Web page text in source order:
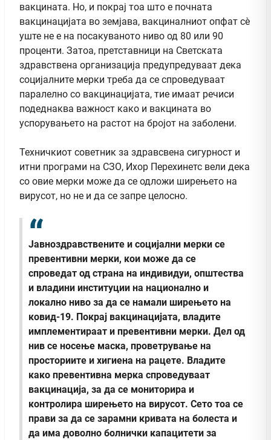
вакцината. Но, и покрај тоа што е почната
вакцинацијата во земјава, вакциналниот опфат сè
уште не е на посакуваното ниво од 80 или 90
проценти. Затоа, претставници на Светската
здравствена организација предупредуваат дека
социјалните мерки треба да се спроведуваат
паралелно со вакцинацијата, тие имаат речиси
подеднаква важност како и вакцината во
успорувањето на растот на бројот на заболени.
Техничкиот советник за здравсвена сигурност и
итни програми на СЗО, Ихор Перехинетс вели дека
со овие мерки може да се одложи ширењето на
вирусот, но не и да се запре целосно.
Јавноздравствените и социјални мерки се
превентивни мерки, кои може да се
спроведат од страна на индивидуи, општества
и владини институции на национално и
локално ниво за да се намали ширењето на
ковид-19. Покрај вакцинацијата, владите
имплементираат и превентивни мерки. Дел од
нив се носење маска, проветрување на
просториите и хигиена на рацете. Владите
како превентивна мерка спроведуваат
вакцинација, за да се мониторира и
контролира ширењето на вирусот. Сето тоа се
прави за да се зарамни кривата нa болеста и
да има доволно болнички капацитети за